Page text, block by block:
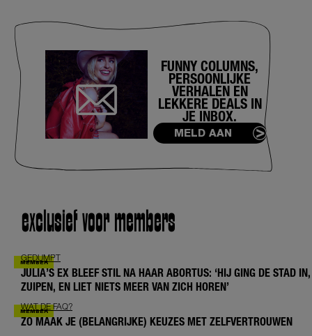
FUNNY COLUMNS,
PERSOONLIJKE
VERHALEN EN
LEKKERE DEALS IN
JE INBOX.
MELD AAN
exclusief voor members
GEDUMPT
JULIA’S EX BLEEF STIL NA HAAR ABORTUS: ‘HIJ GING DE STAD IN,
ZUIPEN, EN LIET NIETS MEER VAN ZICH HOREN’
WAT DE FAQ?
ZO MAAK JE (BELANGRIJKE) KEUZES MET ZELFVERTROUWEN